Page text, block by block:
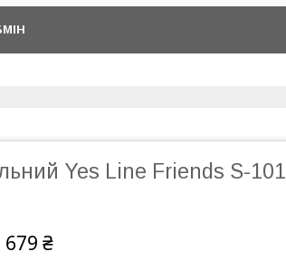
Yes Line Friends S-101
679 ₴